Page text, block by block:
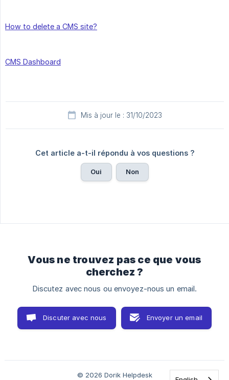
How to delete a CMS site?
CMS Dashboard
Mis à jour le : 31/10/2023
Cet article a-t-il répondu à vos questions ?
Oui Non
Vous ne trouvez pas ce que vous
cherchez ?
Discutez avec nous ou envoyez-nous un email.
Discuter avec nous Envoyer un email
© 2026 Dorik Helpdesk